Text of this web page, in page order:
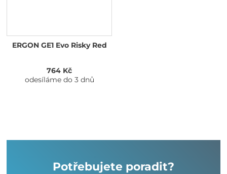
ERGON GE1 Evo Risky Red
764 Kč
odesíláme do 3 dnů
Potřebujete poradit?